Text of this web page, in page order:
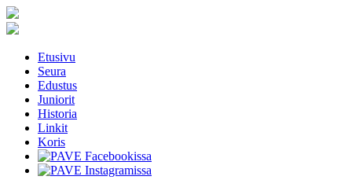
Etusivu
Seura
Edustus
Juniorit
Historia
Linkit
Koris